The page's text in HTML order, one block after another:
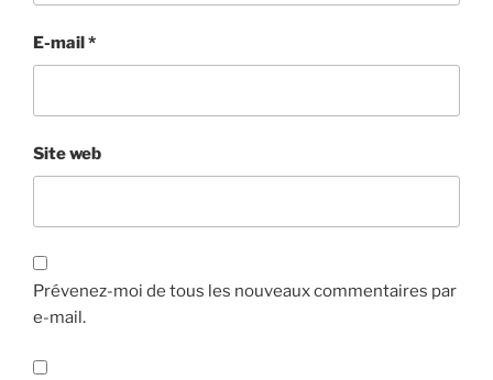
E-mail*
Site web
Prévenez-moi de tous les nouveaux commentaires par
e-mail.